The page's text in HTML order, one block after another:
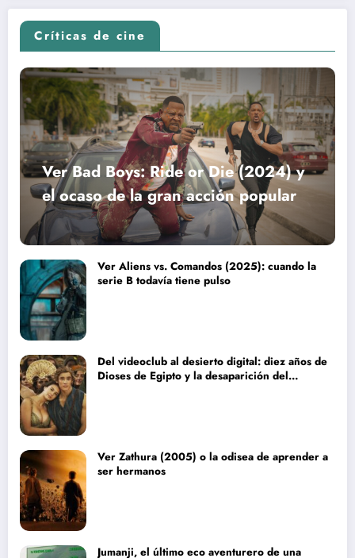
Críticas de cine
Ver Bad Boys: Ride or Die (2024) y
el ocaso de la gran acción popular
Ver Aliens vs. Comandos (2025): cuando la
serie B todavía tiene pulso
Del videoclub al desierto digital: diez años de
Dioses de Egipto y la desaparición del
Ver Zathura (2005) o la odisea de aprender a
ser hermanos
Jumanji, el último eco aventurero de una